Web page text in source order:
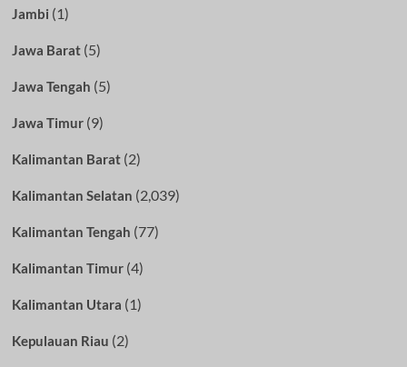
Jambi (1)
Jawa Barat(5)
Jawa Tengah (5)
Jawa Timur(9)
Kalimantan Barat(2)
Kalimantan Selatan (2,039)
Kalimantan Tengah (77)
Kalimantan Timur(4)
Kalimantan Utara (1)
Kepulauan Riau (2)